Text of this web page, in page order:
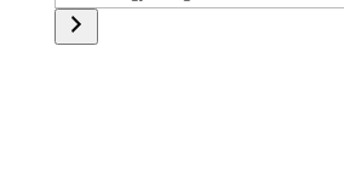
egy
kategóriát